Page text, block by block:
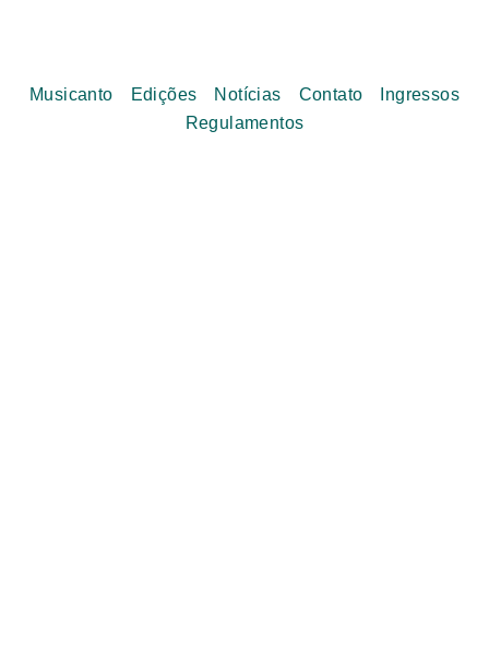
Musicanto Edições Notícias Contato
Ingressos
Regulamentos